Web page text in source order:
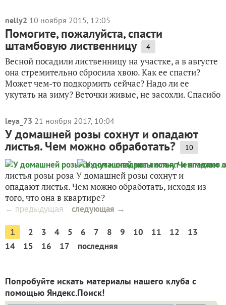
nelly2 10 ноября 2015, 12:05
Помогите, пожалуйста, спасти
штамбовую лиственницу 4
Весной посадили лиственницу на участке, а в августе
она стремительно сбросила хвою. Как ее спасти?
Может чем-то подкормить сейчас? Надо ли ее
укутать на зиму? Веточки живые, не засохли. Спасибо
leya_73 21 ноября 2017, 10:04
У домашней розы сохнут и опадают
листья. Чем можно обработать? 10
листья розы роза У домашней розы сохнут и
опадают листья. Чем можно обработать, исходя из
того, что она в квартире?
← предыдущая следующая →
1 2 3 4 5 6 7 8 9 10 11 12
13
14
15 16 17 последняя
Попробуйте искать материалы нашего клуба с
помощью Яндекс.Поиск!